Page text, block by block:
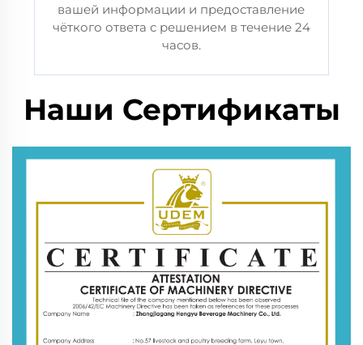
вашей информации и предоставление
чёткого ответа с решением в течение 24
часов.
Наши Сертификаты